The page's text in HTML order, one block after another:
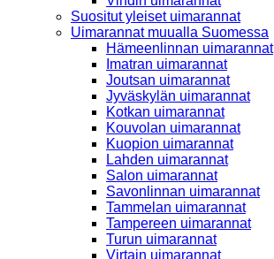
Suositut yleiset uimarannat
Uimarannat muualla Suomessa
Hämeenlinnan uimarannat
Imatran uimarannat
Joutsan uimarannat
Jyväskylän uimarannat
Kotkan uimarannat
Kouvolan uimarannat
Kuopion uimarannat
Lahden uimarannat
Salon uimarannat
Savonlinnan uimarannat
Tammelan uimarannat
Tampereen uimarannat
Turun uimarannat
Virtain uimarannat